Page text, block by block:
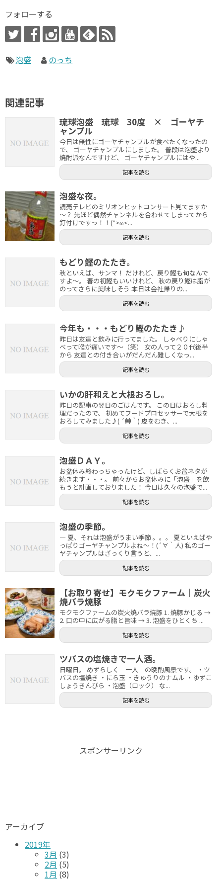
フォローする
泡盛 のっち
関連記事
琉球泡盛 琉球 30度 × ゴーヤチ
ャンプル
今日は無性にゴーヤチャンプルが食べたくなったの
で、 ゴーヤチャンプルにしました。 普段は泡盛より
焼酎派なんですけど、 ゴーヤチャンプルにはや...
記事を読む
泡盛な夜。
読売テレビのミリオンヒットコンサート見てますか
～？ 先ほど偶然チャンネルを合わせてしまってから
釘付けですっ！！(*>ω<...
記事を読む
もどり鰹のたたき。
秋といえば、サンマ！ だけれど、戻り鰹も旬なんで
すよ～。 春の初鰹もいいけれど、 秋の戻り鰹は脂が
のってさらに美味しそう 本日は会社帰りの...
記事を読む
今年も・・・もどり鰹のたたき♪
昨日は友達と飲みに行ってました。 しゃべりにしゃ
べって喉が痛いです～（笑） 女の人って２０代後半
から 友達との付き合いがだんだん難しくなっ...
記事を読む
いかの肝和えと大根おろし。
昨日の記事の翌日のごはんです。 この日はおろし料
理だったので、 初めてフードプロセッサーで大根を
おろしてみました♪( ´艸｀) 皮をむき、...
記事を読む
泡盛ＤＡＹ。
お盆休み終わっちゃったけど、しばらくお盆ネタが
続きます・・・。 前々からお盆休みに「泡盛」を飲
もうと計画しておりました！ 今日は久々の泡盛で...
記事を読む
泡盛の季節。
― 夏、それは泡盛がうまい季節 。。。 夏といえばや
っぱりゴーヤチャンプルよね～！(´∀｀人) 私のゴー
ヤチャンプルはざっくり言うと、...
記事を読む
【お取り寄せ】モクモクファーム｜炭火
焼バラ焼豚
モクモクファームの炭火焼バラ焼豚 1. 焼豚かじる →
2. 口の中に広がる脂と旨味 → 3. 泡盛をひとくち ...
記事を読む
ツバスの塩焼きで一人酒。
日曜日。 めずらしく 一人 の晩酌風景です。 ・ツ
バスの塩焼き ・にら玉 ・きゅうりのナムル ・ゆずこ
しょうきんぴら ・泡盛（ロック） な...
記事を読む
スポンサーリンク
アーカイブ
2019年
3月 (3)
2月 (5)
1月 (8)